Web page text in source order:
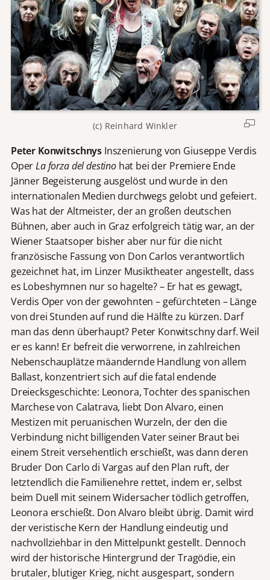
(c) Reinhard Winkler
Peter Konwitschnys Inszenierung von Giuseppe Verdis
OperLa forza del destinohat bei der Premiere Ende
Jänner Begeisterung ausgelöst und wurde in den
internationalen Medien durchwegs gelobt und gefeiert.
Was hat der Altmeister, der an großen deutschen
Bühnen, aber auch in Graz erfolgreich tätig war, an der
Wiener Staatsoper bisher aber nur für die nicht
französische Fassung von Don Carlos verantwortlich
gezeichnet hat, im Linzer Musiktheater angestellt, dass
es Lobeshymnen nur so hagelte? – Er hat es gewagt,
Verdis Oper von der gewohnten – gefürchteten – Länge
von drei Stunden auf rund die Hälfte zu kürzen. Darf
man das denn überhaupt? Peter Konwitschny darf. Weil
er es kann! Er befreit die verworrene, in zahlreichen
Nebenschauplätze mäandernde Handlung von allem
Ballast, konzentriert sich auf die fatal endende
Dreiecksgeschichte: Leonora, Tochter des spanischen
Marchese von Calatrava, liebt Don Alvaro, einen
Mestizen mit peruanischen Wurzeln, der den die
Verbindung nicht billigenden Vater seiner Braut bei
einem Streit versehentlich erschießt, was dann deren
Bruder Don Carlo di Vargas auf den Plan ruft, der
letztendlich die Familienehre rettet, indem er, selbst
beim Duell mit seinem Widersacher tödlich getroffen,
Leonora erschießt. Don Alvaro bleibt übrig. Damit wird
der veristische Kern der Handlung eindeutig und
nachvollziehbar in den Mittelpunkt gestellt. Dennoch
wird der historische Hintergrund der Tragödie, ein
brutaler, blutiger Krieg, nicht ausgespart, sondern